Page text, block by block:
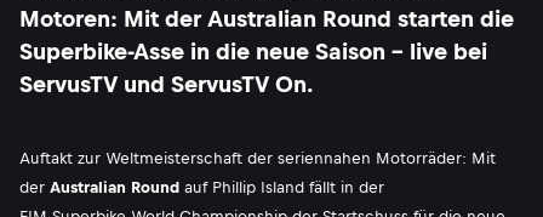
Motoren: Mit der Australian Round starten die
Superbike-Asse in die neue Saison - live bei
ServusTV und ServusTV On.
Auftakt zur Weltmeisterschaft der seriennahen Motorräder: Mit
der Australian Round auf Phillip Island fällt in der